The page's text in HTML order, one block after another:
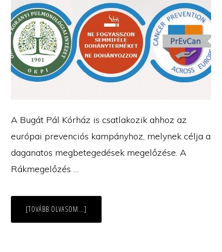
A Bugát Pál Kórház is csatlakozik ahhoz az
európai prevenciós kampányhoz, melynek célja a
daganatos megbetegedések megelőzése. A
Rákmegelőzés …
[TOVÁBB OLVASOM...]
KAMPÁNY